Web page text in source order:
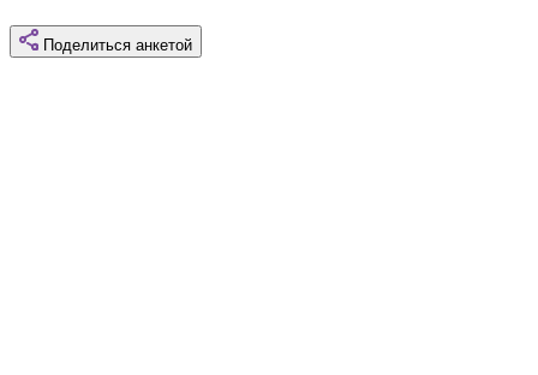
Поделиться анкетой